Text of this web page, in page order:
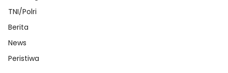
TNI/Polri
Berita
News
Peristiwa